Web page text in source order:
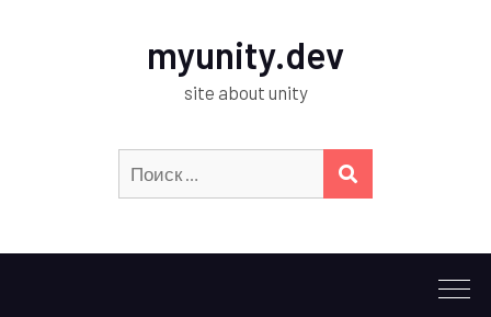
myunity.dev
site about unity